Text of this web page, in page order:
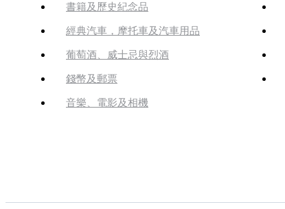
書籍及歷史紀念品
經典汽車，摩托車及汽車用品
葡萄酒、威士忌與烈酒
錢幣及郵票
音樂、電影及相機